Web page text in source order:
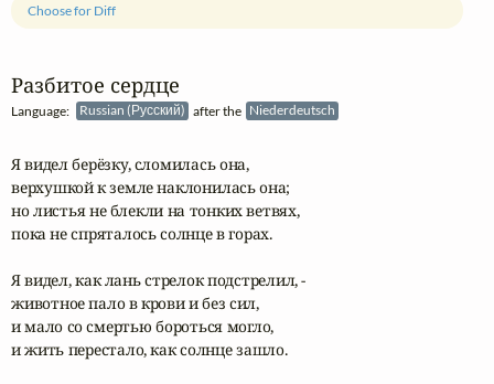
Разбитое сердце
Language: Russian (Русский) after the Niederdeutsch
Choose for Diff
Я видел берёзку, сломилась она,
верхушкой к земле наклонилась она;
но листья не блекли на тонких ветвях,
пока не спряталось солнце в горах.
Я видел, как лань стрелок подстрелил, -
животное пало в крови и без сил,
и мало со смертью бороться могло,
и жить перестало, как солнце зашло.